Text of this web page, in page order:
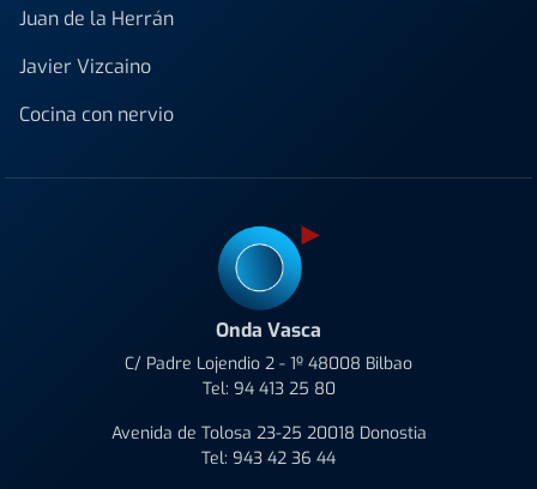
Juan de la Herrán
Javier Vizcaino
Cocina con nervio
Onda Vasca
C/ Padre Lojendio 2 - 1º 48008 Bilbao
Tel: 94 413 25 80
Avenida de Tolosa 23-25 20018 Donostia
Tel: 943 42 36 44